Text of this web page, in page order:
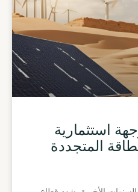
استثمارية
المتجددة